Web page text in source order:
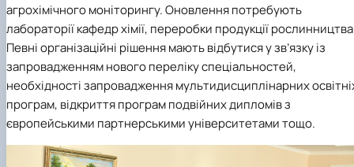
агрохімічного моніторингу. Оновлення потребують
лабораторії кафедр хімії, переробки продукції
Певні організаційні рішення мають відбутися у зв’язку із
запровадженням нового переліку спеціальностей,
необхідності запровадження мультидисциплінарних
програм, відкриття програм подвійних дипломів з
європейськими партнерськими університетами тощо.